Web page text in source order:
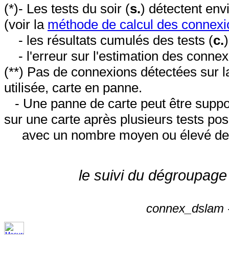
(*)- Les tests du soir (s.) détectent
(voir la méthode de calcul des
- les résultats cumulés des tests (c.
- l'erreur sur l'estimation des
(**) Pas de connexions détectées sur
utilisée, carte en panne.
- Une panne de carte peut être
sur une carte après plusieurs tests
avec un nombre moyen ou élevé
le suivi du
connex_dslam